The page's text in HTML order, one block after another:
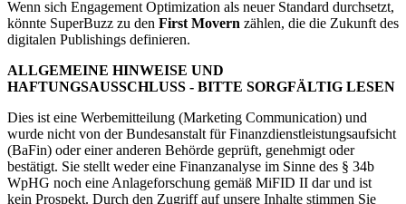
Wenn sich Engagement Optimization als neuer Standard durchsetzt,
könnte SuperBuzz zu den First Movern zählen, die die Zukunft des
digitalen Publishings definieren.
ALLGEMEINE HINWEISE UND
HAFTUNGSAUSSCHLUSS - BITTE SORGFÄLTIG LESEN
Dies ist eine Werbemitteilung (Marketing Communication) und
wurde nicht von der Bundesanstalt für Finanzdienstleistungsaufsicht
(BaFin) oder einer anderen Behörde geprüft, genehmigt oder
bestätigt. Sie stellt weder eine Finanzanalyse im Sinne des § 34b
WpHG noch eine Anlageforschung gemäß MiFID II dar und ist
kein Prospekt. Durch den Zugriff auf unsere Inhalte stimmen Sie